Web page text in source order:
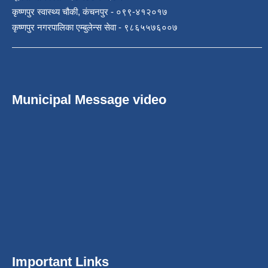
कृष्णपुर स्वास्थ्य चौकी, कंचनपुर - ०९९-४१२०१७
कृष्णपुर नगरपालिका एम्बुलेन्स सेवा - ९८६५५७६००७
Municipal Message video
Important Links